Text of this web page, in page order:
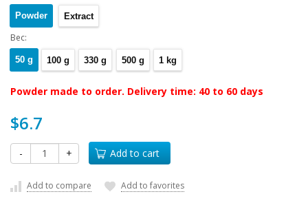
Powder Extract
Вес:
50 g 100 g 330 g 500 g 1 kg
Powder made to order. Delivery time: 40 to 60 days
$6.7
- + Add to cart
Add to compare Add to favorites